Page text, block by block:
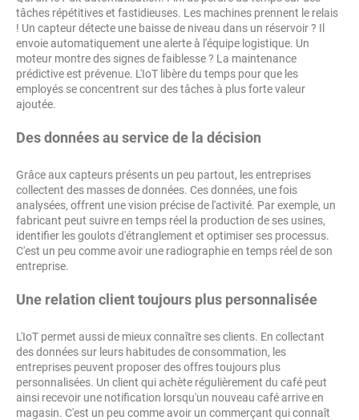
tâches répétitives et fastidieuses. Les machines prennent le relais
! Un capteur détecte une baisse de niveau dans un réservoir ? Il
envoie automatiquement une alerte à l'équipe logistique. Un
moteur montre des signes de faiblesse ? La maintenance
prédictive est prévenue. L'IoT libère du temps pour que les
employés se concentrent sur des tâches à plus forte valeur
ajoutée.
Des données au service de la décision
Grâce aux capteurs présents un peu partout, les entreprises
collectent des masses de données. Ces données, une fois
analysées, offrent une vision précise de l'activité. Par exemple, un
fabricant peut suivre en temps réel la production de ses usines,
identifier les goulots d'étranglement et optimiser ses processus.
C'est un peu comme avoir une radiographie en temps réel de son
entreprise.
Une relation client toujours plus personnalisée
L'IoT permet aussi de mieux connaître ses clients. En collectant
des données sur leurs habitudes de consommation, les
entreprises peuvent proposer des offres toujours plus
personnalisées. Un client qui achète régulièrement du café peut
ainsi recevoir une notification lorsqu'un nouveau café arrive en
magasin. C'est un peu comme avoir un commerçant qui connaît